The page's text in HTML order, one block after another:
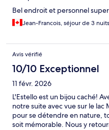
Bel endroit et personnel
Jean-Francois, séjour de 3 nuits
Avis vérifié
10/10 Exceptionnel
11 févr. 2026
L'Estello est un bijou caché!
notre suite avec vue sur le
pour se détendre en nature,
soit mémorable. Nous y